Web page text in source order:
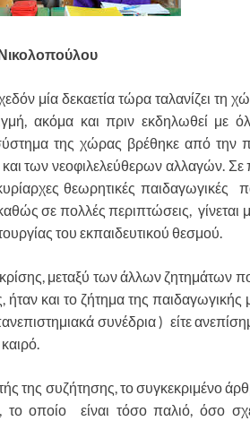
μία δεκαετία τώρα ταλανίζει τη
ακόμα και πριν εκδηλωθεί με
της χώρας βρέθηκε από την
των νεοφιλελεύθερων αλλαγών. Σε
θεωρητικές παιδαγωγικές
σε πολλές περιπτώσεις,
του εκπαιδευτικού θεσμού.
μεταξύ των άλλων ζητημάτων
ήταν και το ζήτημα της
συνέδρια ) είτε
της συζήτησης, το συγκεκριμένο
το οποίο είναι τόσο παλιό, όσο